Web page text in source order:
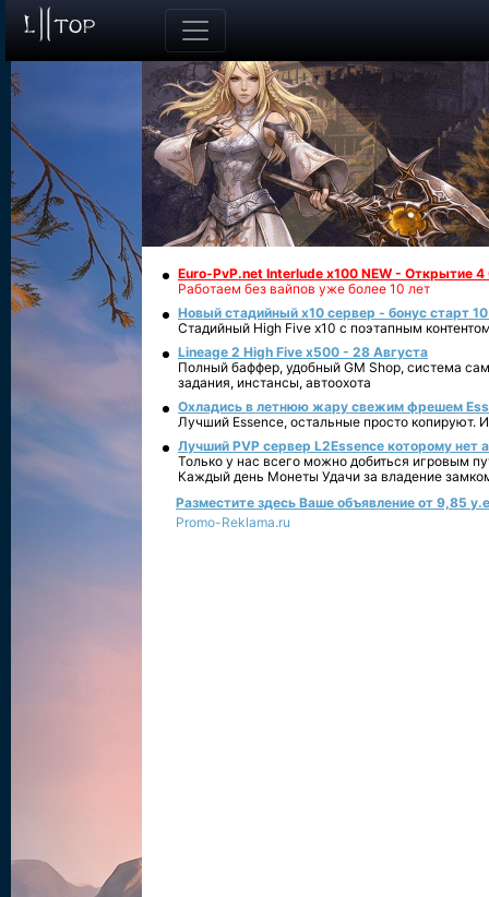
Euro-PvP.net Interlude х100 NEW - Открытие 4
Работаем без вайпов уже более 10 лет
Новый стадийный х10 сервер - бонус старт
Стадийный High Five x10 с поэтапным
Lineage 2 High Five x500 - 28 Августа
Полный баффер, удобный GM Shop, система
задания, инстансы, автоохота
Охладись в летнюю жару свежим фрешем
Лучший Essence, остальные просто копируют.
Лучший PVP сервер L2Essence которому нет
Только у нас всего можно добиться игровым
Каждый день Монеты Удачи за владение
Разместите здесь Ваше объявление от 9,85
Promo-Reklama.ru